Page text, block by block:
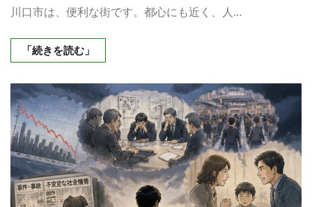
川口市は、便利な街です。都心にも近く、人…
「続きを読む」